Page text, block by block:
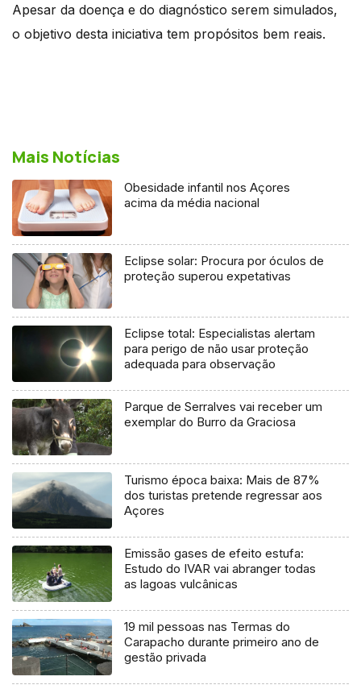
Apesar da doença e do diagnóstico serem simulados,
o objetivo desta iniciativa tem propósitos bem reais.
Mais Notícias
Obesidade infantil nos Açores
acima da média nacional
Eclipse solar: Procura por óculos de
proteção superou expetativas
Eclipse total: Especialistas alertam
para perigo de não usar proteção
adequada para observação
Parque de Serralves vai receber um
exemplar do Burro da Graciosa
Turismo época baixa: Mais de 87%
dos turistas pretende regressar aos
Açores
Emissão gases de efeito estufa:
Estudo do IVAR vai abranger todas
as lagoas vulcânicas
19 mil pessoas nas Termas do
Carapacho durante primeiro ano de
gestão privada